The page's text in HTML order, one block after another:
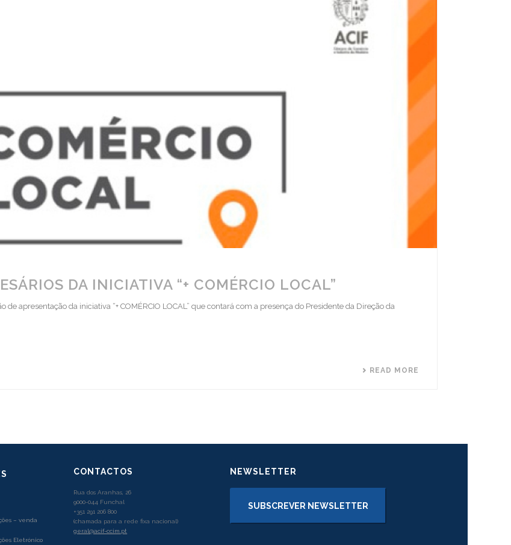
DA INICIATIVA “+ COMÉRCIO LOCAL”
de apresentação da iniciativa “+ COMÉRCIO LOCAL” que contará com a presença do Presidente da Direção da
READ MORE
– venda
Eletrónico
CONTACTOS
Rua dos Aranhas, 26
9000-044 Funchal
+351 291 206 800
(chamada para a rede fixa nacional)
geral@acif-ccim.pt
NEWSLETTER
SUBSCREVER NEWSLETTER